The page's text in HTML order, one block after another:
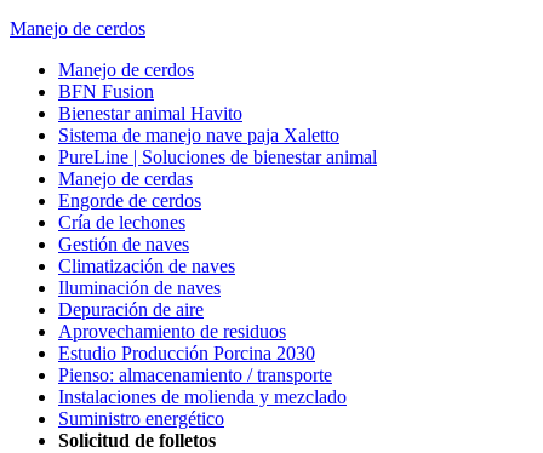
Manejo de cerdos
Manejo de cerdos
BFN Fusion
Bienestar animal Havito
Sistema de manejo nave paja Xaletto
PureLine | Soluciones de bienestar animal
Manejo de cerdas
Engorde de cerdos
Cría de lechones
Gestión de naves
Climatización de naves
Iluminación de naves
Depuración de aire
Aprovechamiento de residuos
Estudio Producción Porcina 2030
Pienso: almacenamiento / transporte
Instalaciones de molienda y mezclado
Suministro energético
Solicitud de folletos